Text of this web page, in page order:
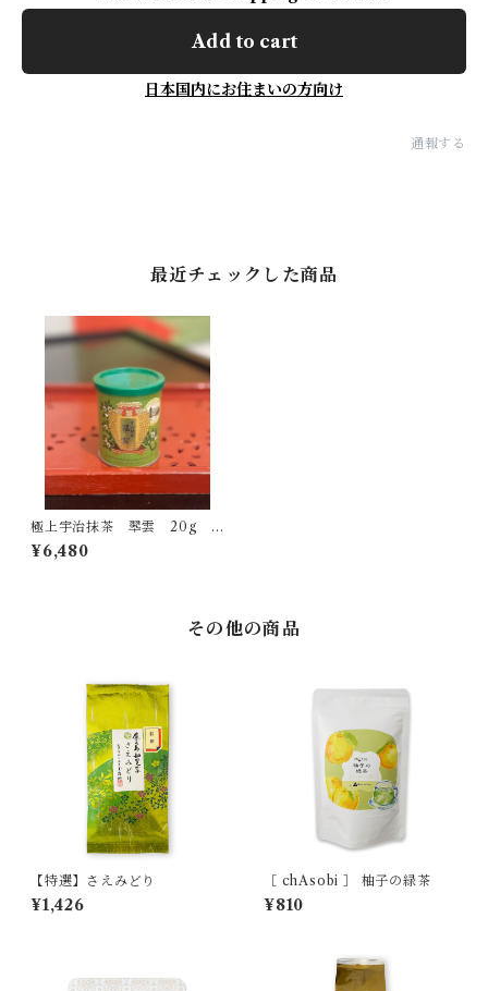
Add to cart
日本国内にお住まいの方向け
通報する
最近チェックした商品
極上宇治抹茶 翆雲 20g
¥6,480
その他の商品
【特選】さえみどり
¥1,426
［ chAsobi ］ 柚子の緑茶
¥810